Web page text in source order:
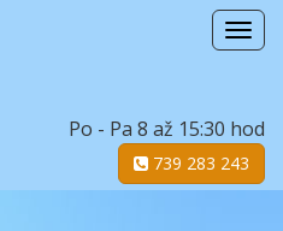
Menu
Po - Pa 8 až 15:30 hod
739 283 243